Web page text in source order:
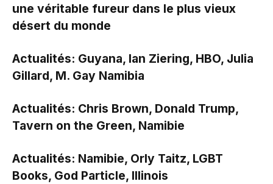
une véritable fureur dans le plus vieux
désert du monde
Actualités: Guyana, Ian Ziering, HBO, Julia
Gillard, M. Gay Namibia
Actualités: Chris Brown, Donald Trump,
Tavern on the Green, Namibie
Actualités: Namibie, Orly Taitz, LGBT
Books, God Particle, Illinois